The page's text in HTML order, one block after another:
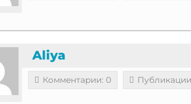
Aliya
Комментарии: 0